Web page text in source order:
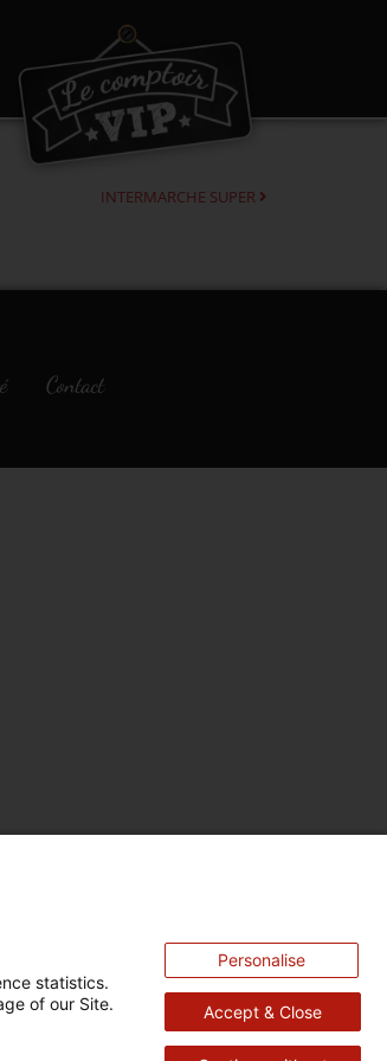
INTERMARCHE SUPER
Contact
statistics.
of our Site.
Personalise
Accept & Close